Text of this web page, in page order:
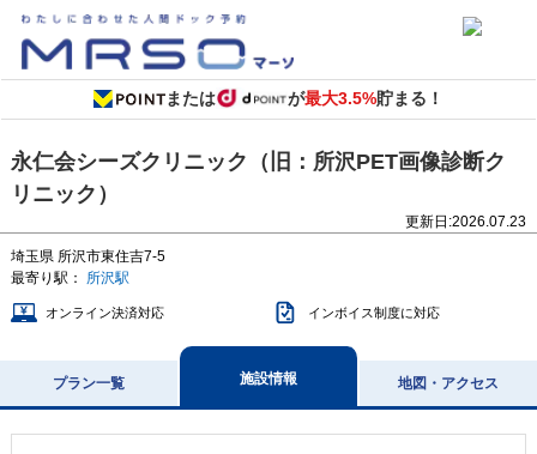
または が最大3.5%貯まる！
永仁会シーズクリニック（旧：所沢PET画像診断ク
リニック）
更新日:2026.07.23
埼玉県 所沢市東住吉7-5
最寄り駅： 所沢駅
オンライン決済対応 インボイス制度に対応
プラン一覧 施設情報 地図・アクセス